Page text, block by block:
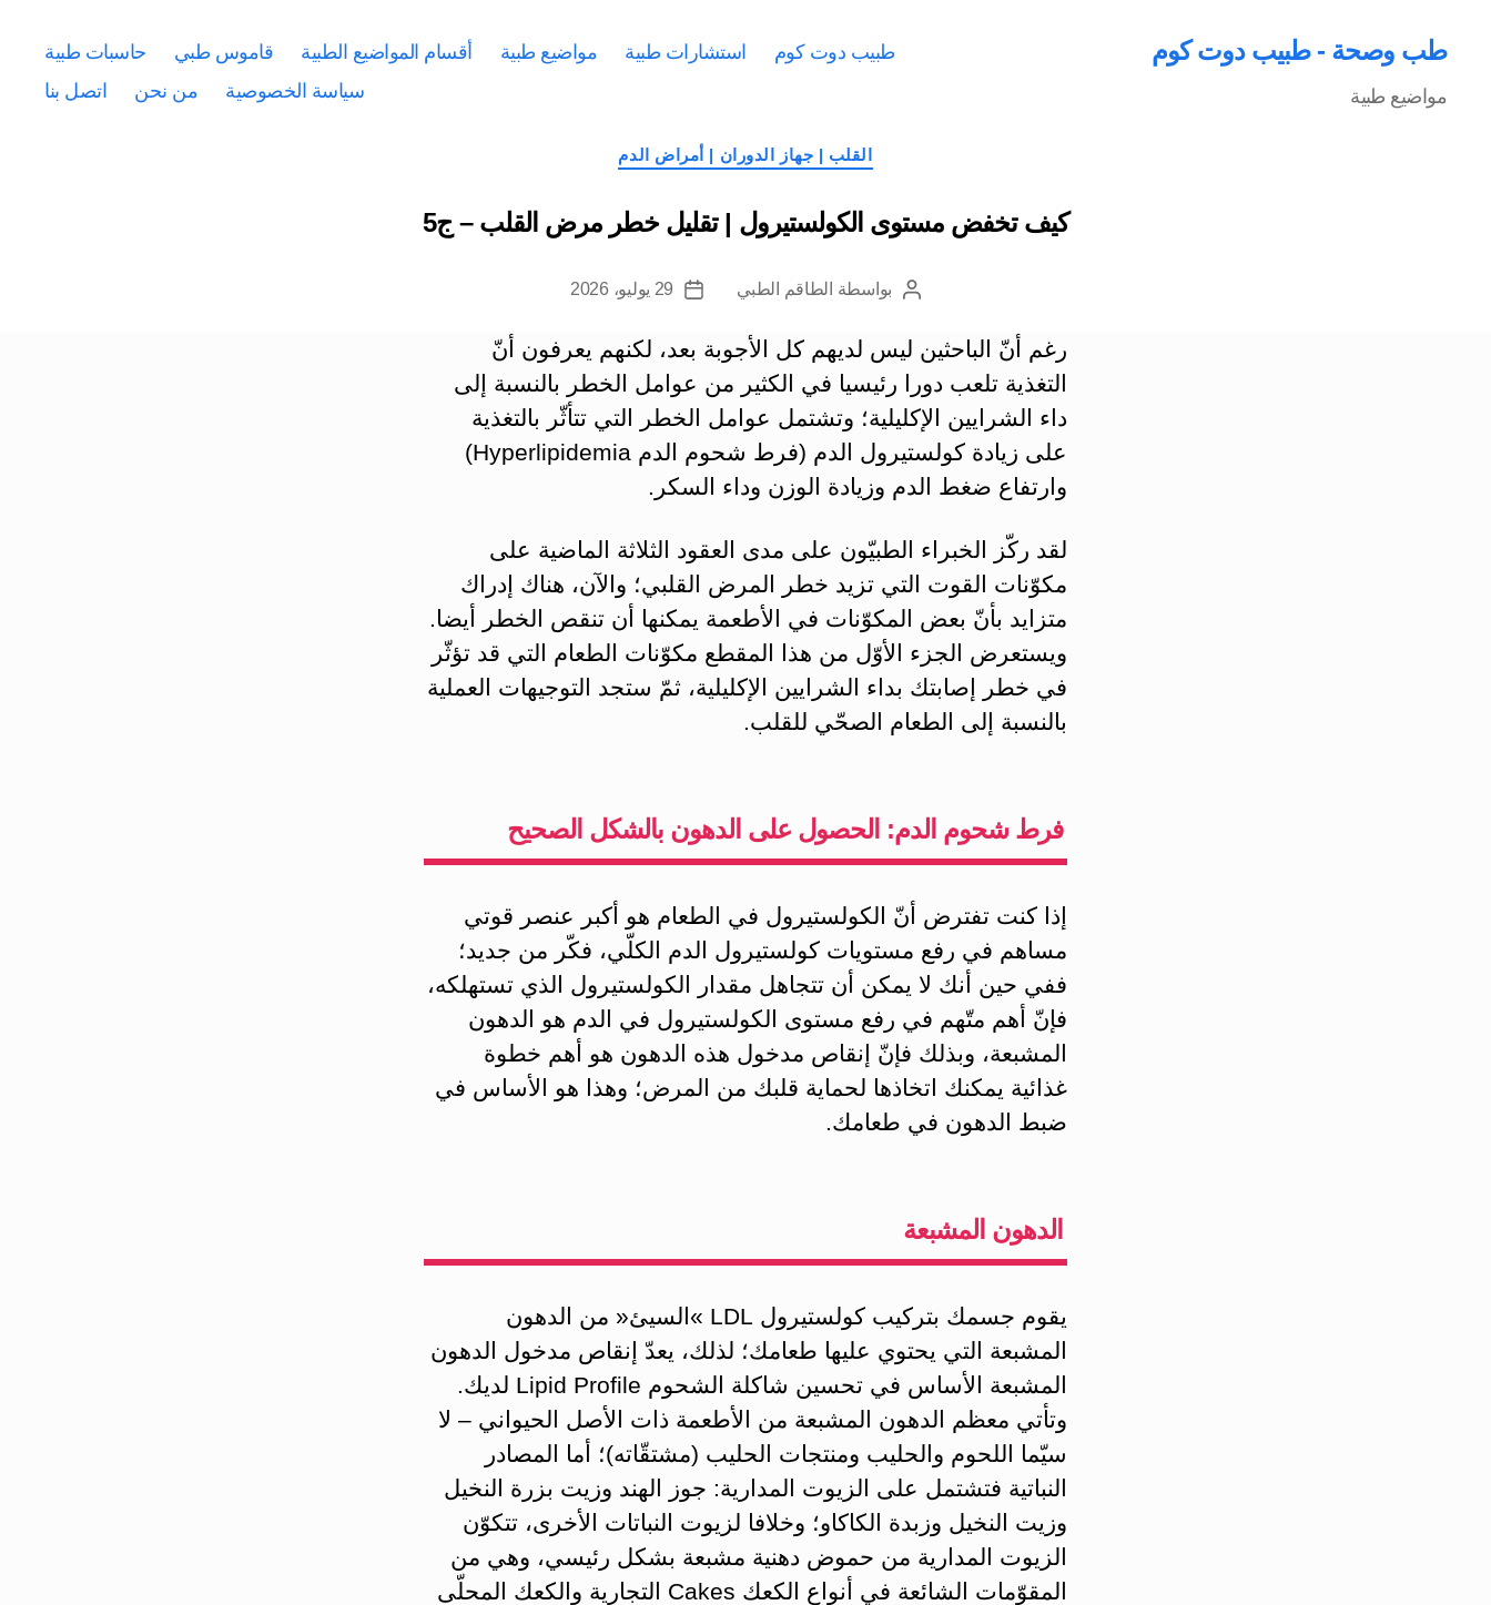
طب وصحة - طبيب دوت كوم
مواضيع طبية
طبيب دوت كوم استشارات طبية مواضيع طبية أقسام المواضيع الطبية قاموس طبي
حاسبات طبية
سياسة الخصوصية
من نحن اتصل بنا
التصنيفات
القلب | جهاز الدوران | أمراض الدم
كيف تخفض مستوى الكولستيرول | تقليل خطر مرض القلب – ج5
كاتببواسطة الطاقم الطبي
تاريخ29 يوليو، 2026
رغم أنّ الباحثين ليس لديهم كل الأجوبة بعد، لكنهم يعرفون أنّ
التغذية تلعب دورا رئيسيا في الكثير من عوامل الخطر بالنسبة إلى
داء الشرايين الإكليلية؛ وتشتمل عوامل الخطر التي تتأثّر بالتغذية
على زيادة كولستيرول الدم (فرط شحوم الدم Hyperlipidemia)
وارتفاع ضغط الدم وزيادة الوزن وداء السكر.
لقد ركّز الخبراء الطبيّون على مدى العقود الثلاثة الماضية على
مكوّنات القوت التي تزيد خطر المرض القلبي؛ والآن، هناك إدراك
متزايد بأنّ بعض المكوّنات في الأطعمة يمكنها أن تنقص الخطر أيضا.
ويستعرض الجزء الأوّل من هذا المقطع مكوّنات الطعام التي قد تؤثّر
في خطر إصابتك بداء الشرايين الإكليلية، ثمّ ستجد التوجيهات العملية
بالنسبة إلى الطعام الصحّي للقلب.
فرط شحوم الدم: الحصول على الدهون بالشكل الصحيح
إذا كنت تفترض أنّ الكولستيرول في الطعام هو أكبر عنصر قوتي
مساهم في رفع مستويات كولستيرول الدم الكلّي، فكّر من جديد؛
ففي حين أنك لا يمكن أن تتجاهل مقدار الكولستيرول الذي تستهلكه،
فإنّ أهم متّهم في رفع مستوى الكولستيرول في الدم هو الدهون
المشبعة، وبذلك فإنّ إنقاص مدخول هذه الدهون هو أهم خطوة
غذائية يمكنك اتخاذها لحماية قلبك من المرض؛ وهذا هو الأساس في
ضبط الدهون في طعامك.
الدهون المشبعة
يقوم جسمك بتركيب كولستيرول LDL »السيئ« من الدهون
المشبعة التي يحتوي عليها طعامك؛ لذلك، يعدّ إنقاص مدخول الدهون
المشبعة الأساس في تحسين شاكلة الشحوم Lipid Profile لديك.
وتأتي معظم الدهون المشبعة من الأطعمة ذات الأصل الحيواني – لا
سيّما اللحوم والحليب ومنتجات الحليب (مشتقّاته)؛ أما المصادر
النباتية فتشتمل على الزيوت المدارية: جوز الهند وزيت بزرة النخيل
وزيت النخيل وزبدة الكاكاو؛ وخلافا لزيوت النباتات الأخرى، تتكوّن
الزيوت المدارية من حموض دهنية مشبعة بشكل رئيسي، وهي من
المقوّمات الشائعة في أنواع الكعك Cakes التجارية والكعك المحلّى